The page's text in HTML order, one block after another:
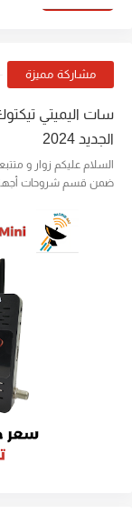
مشاركة مميزة
الجديد 2024
ضمن قسم شروحات أجهزة